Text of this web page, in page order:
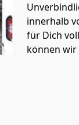
innerhalb
für Dich
können